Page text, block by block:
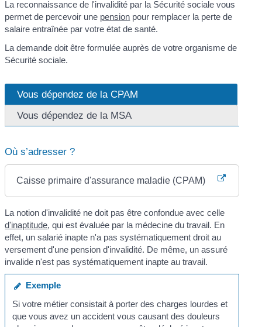
La reconnaissance de l'invalidité par la Sécurité sociale vous
permet de percevoir une pension pour remplacer la perte de
salaire entraînée par votre état de santé.
La demande doit être formulée auprès de votre organisme de
Sécurité sociale.
Vous dépendez de la CPAM
Vous dépendez de la MSA
Où s’adresser ?
Caisse primaire d'assurance maladie (CPAM)
La notion d'invalidité ne doit pas être confondue avec celle
d'inaptitude, qui est évaluée par la médecine du travail. En
effet, un salarié inapte n'a pas systématiquement droit au
versement d'une pension d'invalidité. De même, un assuré
invalide n'est pas systématiquement inapte au travail.
Exemple
Si votre métier consistait à porter des charges lourdes et
que vous avez un accident vous causant des douleurs